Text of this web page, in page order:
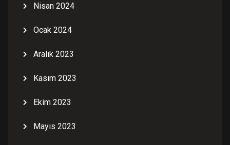
Nisan 2024
Ocak 2024
Aralık 2023
Kasım 2023
Ekim 2023
Mayıs 2023